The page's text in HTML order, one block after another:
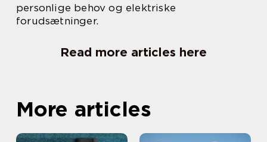
personlige behov og elektriske
forudsætninger.
Read more articles here
More articles